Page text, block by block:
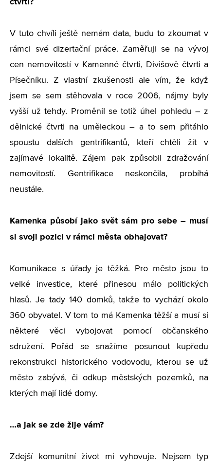
V tuto chvíli ještě nemám data, budu to zkoumat v
rámci své dizertační práce. Zaměřuji se na vývoj
cen nemovitostí v Kamenné čtvrti, Divišově čtvrti a
Písečníku. Z vlastní zkušenosti ale vím, že když
jsem se sem stěhovala v roce 2006, nájmy byly
vyšší už tehdy. Proměnil se totiž úhel pohledu – z
dělnické čtvrti na uměleckou – a to sem přitáhlo
spoustu dalších gentrifikantů, kteří chtěli žít v
zajímavé lokalitě. Zájem pak způsobil zdražování
nemovitostí. Gentrifikace neskončila, probíhá
neustále.
Kamenka působí jako svět sám pro sebe – musí
si svoji pozici v rámci města obhajovat?
Komunikace s úřady je těžká. Pro město jsou to
velké investice, které přinesou málo politických
hlasů. Je tady 140 domků, takže to vychází okolo
360 obyvatel. V tom to má Kamenka těžší a musí si
některé věci vybojovat pomocí občanského
sdružení. Pořád se snažíme posunout kupředu
rekonstrukci historického vodovodu, kterou se už
město zabývá, či odkup městských pozemků, na
kterých mají lidé domy.
…a jak se zde žije vám?
Zdejší komunitní život mi vyhovuje. Nejsem typ